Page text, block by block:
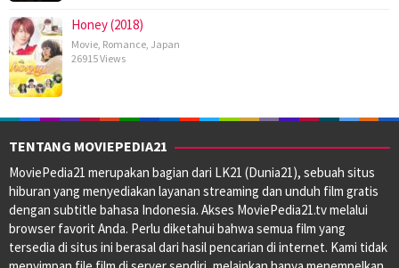
Honey (2018)
Movie Romance Japan
26915 Views
TENTANG MOVIEPEDIA21
MoviePedia21 merupakan bagian dari LK21 (Dunia21), sebuah situs
hiburan yang menyediakan layanan streaming dan unduh film gratis
dengan subtitle bahasa Indonesia. Akses MoviePedia21.tv melalui
browser favorit Anda. Perlu diketahui bahwa semua film yang
tersedia di situs ini berasal dari hasil pencarian di internet. Kami tidak